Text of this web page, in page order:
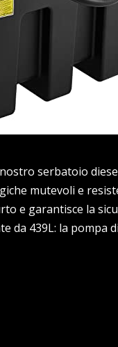
serbatoio
mutevoli e
e garantisce la
da 439L: la pompa